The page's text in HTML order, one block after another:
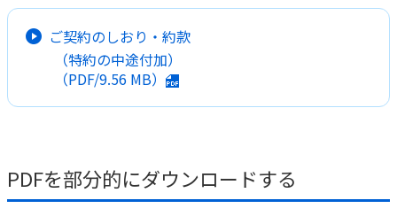
お手続き一覧
きっかけ・できごとから探す
マイページでできること
養老保険
定期保険
学資保険
目的から探す
お役立ち情報
かんぽ生命の団体取扱い
お問い合わせ先
かんぽのLifeサポートナビ
医療
お金
かんぽ生命について
経営理念・経営戦略
会社概要
よくあるご質問
お問い合わせ
株主・投資家のみなさまへ
ご契約のしおり・約款
（特約の中途付加）
（PDF/9.56 MB）
PDFを部分的にダウンロードする